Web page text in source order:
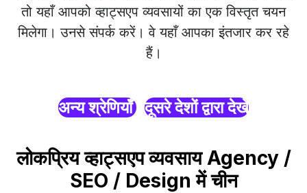
तो यहाँ आपको व्हाट्सएप व्यवसायों का एक विस्तृत चयन
मिलेगा। उनसे संपर्क करें। वे यहाँ आपका इंतजार कर रहे
हैं।
अन्य श्रेणियाँ दूसरे देशों द्वारा देखें
लोकप्रिय व्हाट्सएप व्यवसाय Agency /
SEO / Design में चीन